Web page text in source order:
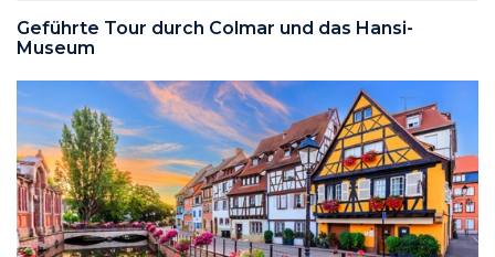
Geführte Tour durch Colmar und das Hansi-
Museum